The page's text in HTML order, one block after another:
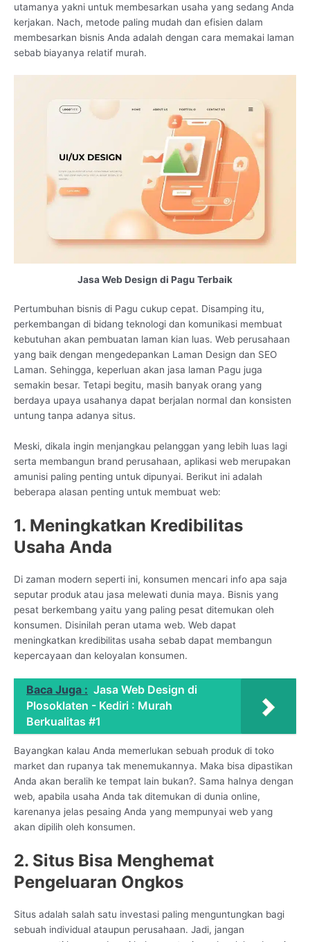
utamanya yakni untuk membesarkan usaha yang sedang Anda
kerjakan. Nach, metode paling mudah dan efisien dalam
membesarkan bisnis Anda adalah dengan cara memakai laman
sebab biayanya relatif murah.
Jasa Web Design di Pagu Terbaik
Pertumbuhan bisnis di Pagu cukup cepat. Disamping itu,
perkembangan di bidang teknologi dan komunikasi membuat
kebutuhan akan pembuatan laman kian luas. Web perusahaan
yang baik dengan mengedepankan Laman Design dan SEO
Laman. Sehingga, keperluan akan jasa laman Pagu juga
semakin besar. Tetapi begitu, masih banyak orang yang
berdaya upaya usahanya dapat berjalan normal dan konsisten
untung tanpa adanya situs.
Meski, dikala ingin menjangkau pelanggan yang lebih luas lagi
serta membangun brand perusahaan, aplikasi web merupakan
amunisi paling penting untuk dipunyai. Berikut ini adalah
beberapa alasan penting untuk membuat web:
1. Meningkatkan Kredibilitas
Usaha Anda
Di zaman modern seperti ini, konsumen mencari info apa saja
seputar produk atau jasa melewati dunia maya. Bisnis yang
pesat berkembang yaitu yang paling pesat ditemukan oleh
konsumen. Disinilah peran utama web. Web dapat
meningkatkan kredibilitas usaha sebab dapat membangun
kepercayaan dan keloyalan konsumen.
Baca Juga : Jasa Web Design di
Plosoklaten - Kediri : Murah
Berkualitas #1
Bayangkan kalau Anda memerlukan sebuah produk di toko
market dan rupanya tak menemukannya. Maka bisa dipastikan
Anda akan beralih ke tempat lain bukan?. Sama halnya dengan
web, apabila usaha Anda tak ditemukan di dunia online,
karenanya jelas pesaing Anda yang mempunyai web yang
akan dipilih oleh konsumen.
2. Situs Bisa Menghemat
Pengeluaran Ongkos
Situs adalah salah satu investasi paling menguntungkan bagi
sebuah individual ataupun perusahaan. Jadi, jangan